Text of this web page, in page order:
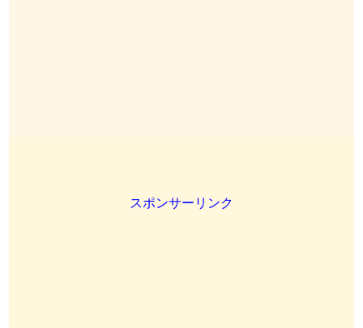
スポンサーリンク